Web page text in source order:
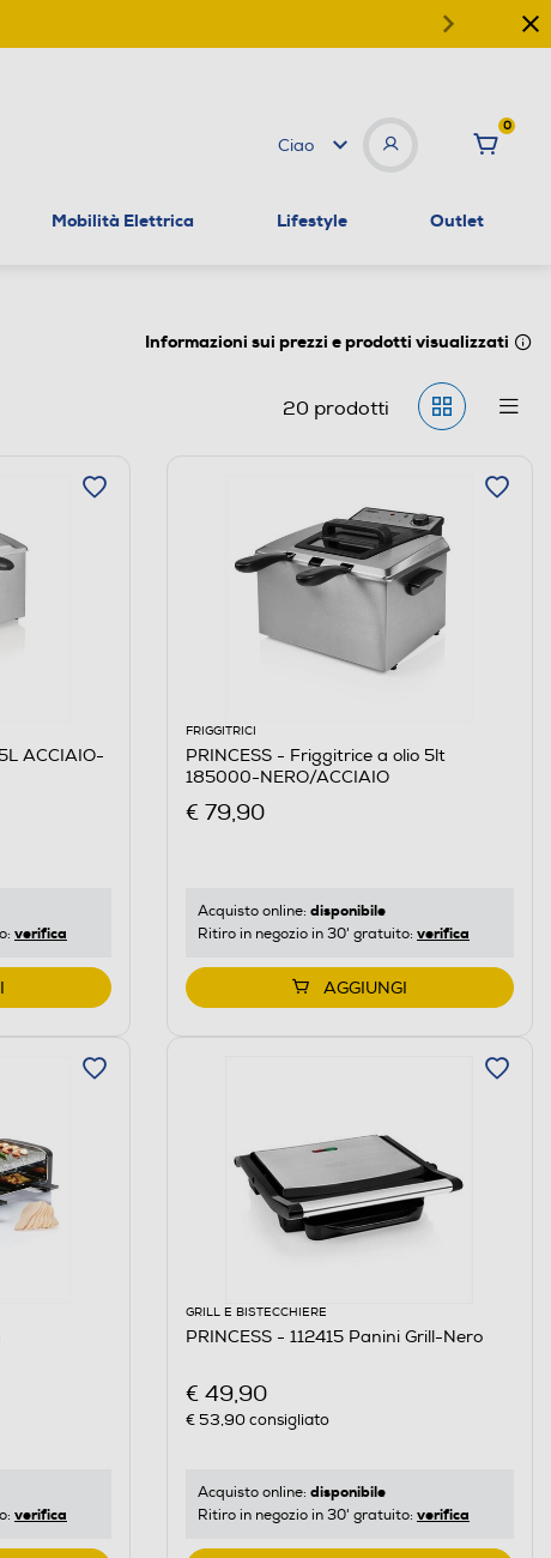
Ciao
0
Mobilità Elettrica Lifestyle Outlet
Informazioni sui prezzi e prodotti visualizzati
20 prodotti
ACCIAIO-
verifica
FRIGGITRICI
PRINCESS - Friggitrice a olio 5lt
185000-NERO/ACCIAIO
€ 79,90
Acquisto online: disponibile
Ritiro in negozio in 30' gratuito: verifica
AGGIUNGI
verifica
GRILL E BISTECCHIERE
PRINCESS - 112415 Panini Grill-Nero
€ 49,90
€ 53,90consigliato
Acquisto online: disponibile
Ritiro in negozio in 30' gratuito: verifica